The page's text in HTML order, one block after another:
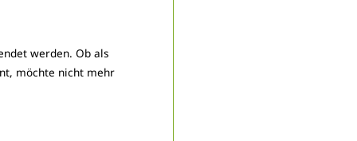
werden. Ob als
möchte nicht mehr